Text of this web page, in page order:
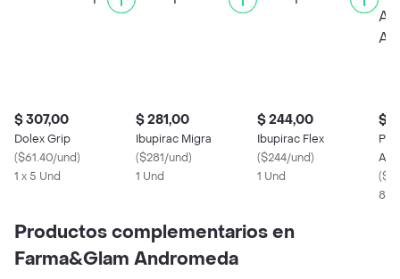
$ 307,00
Dolex Grip
($61.40/und)
1 x 5 Und
$ 281,00
Ibupirac Migra
($281/und)
1 Und
$ 244,00
Ibupirac Flex
($244/und)
1 Und
$
(
8
Productos complementarios en
Farma&Glam Andromeda